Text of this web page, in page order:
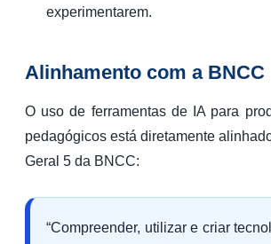
experimentarem.
Alinhamento com a BNCC
O uso de ferramentas de IA para
pedagógicos está diretamente
Geral 5 da BNCC:
“Compreender, utilizar e criar